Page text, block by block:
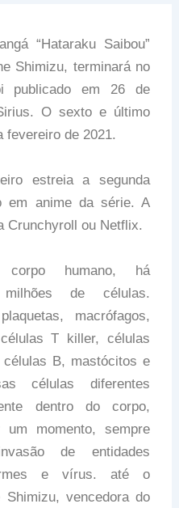
“Hataraku Saibou”
Shimizu, terminará no
publicado em 26 de
O sexto e último
fevereiro de 2021.
estreia a segunda
em anime da série. A
Crunchyroll ou Netflix.
humano, há
milhões de células.
macrófagos,
T killer, células
B, mastócitos e
células diferentes
dentro do corpo,
um momento, sempre
de entidades
e vírus. até o
Shimizu, vencedora do